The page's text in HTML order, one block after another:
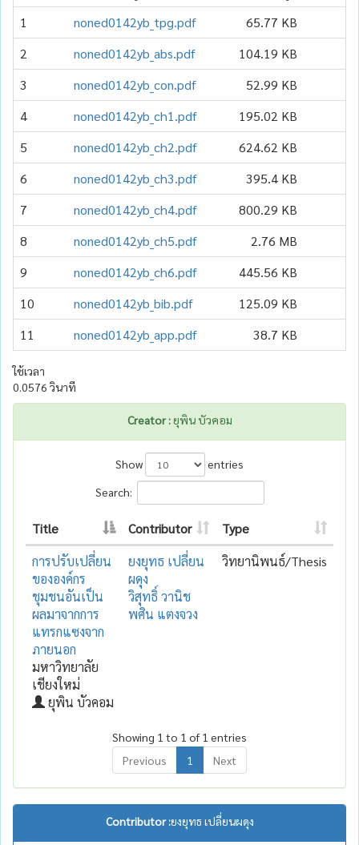
1
noned0142yb_tpg.pdf
65.77 KB
2
noned0142yb_abs.pdf
104.19 KB
3
noned0142yb_con.pdf
52.99 KB
4
noned0142yb_ch1.pdf
195.02 KB
5
noned0142yb_ch2.pdf
624.62 KB
6
noned0142yb_ch3.pdf
395.4 KB
7
noned0142yb_ch4.pdf
800.29 KB
8
noned0142yb_ch5.pdf
2.76 MB
9
noned0142yb_ch6.pdf
445.56 KB
10
noned0142yb_bib.pdf
125.09 KB
11
noned0142yb_app.pdf 38.7 KB
ใช้เวลา
0.0576 วินาที
Creator :ยุพิน บัวคอม
Show
entries
Search:
Title Contributor
Type
การปรับเปลี่ยน
ขององค์กร
ชุมชนอันเป็น
ผลมาจากการ
แทรกแซงจาก
ภายนอก
มหาวิทยาลัย
เชียงใหม่
ยุพิน บัวคอม
ยงยุทธ เปลี่ยน
ผดุง
วิสุทธิ์ วานิช
พศิน แตงจวง
วิทยานิพนธ์/Thesis
Showing 1 to 1 of 1 entries
Previous
1 Next
Contributor :ยงยุทธ เปลี่ยนผดุง